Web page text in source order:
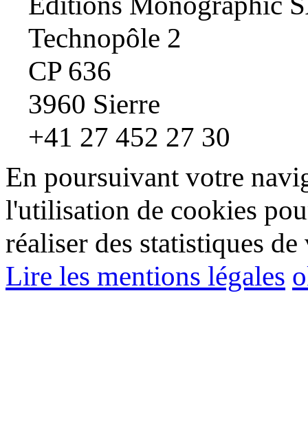
Technopôle 2
CP 636
3960 Sierre
+41 27 452 27 30
En poursuivant votre
l'utilisation de cookies
réaliser des statistiques de
Lire les mentions légales